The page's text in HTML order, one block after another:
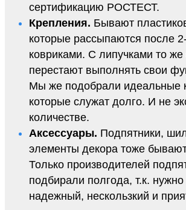
сертификацию РОСТЕСТ.
Крепления. Бывают
которые рассыпаются после
ковриками. С липучками то
перестают выполнять свои
Мы же подобрали идеальные
которые служат долго. И не
количестве.
Аксессуары. Подпятники,
элементы декора тоже
Только производителей
подбирали полгода, т.к.
надежный, нескользкий и